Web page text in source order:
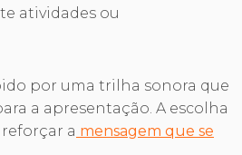
atividades ou
por uma trilha sonora que
a apresentação. A escolha
a mensagem que se